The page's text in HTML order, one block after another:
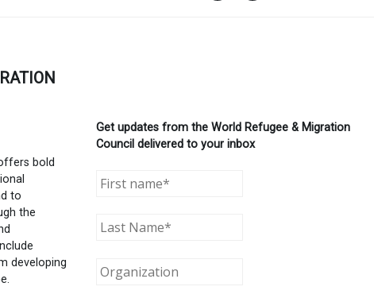
bold
to
the
developing
Get updates from the World Refugee & Migration
Council delivered to your inbox